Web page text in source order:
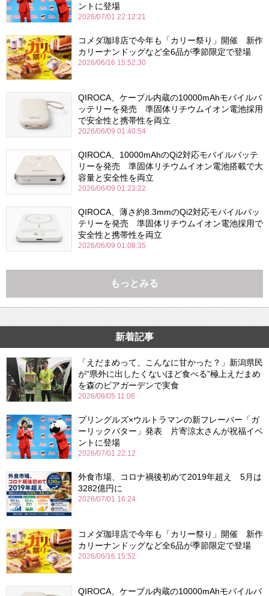
ントに登場
2026/07/01 22:12:21
コメダ珈琲店で今年も「カリー祭り」開催 新作
カリーナンドッグなど全6品が季節限定で登場
2026/06/16 15:52:30
QIROCA、ケーブル内蔵の10000mAhモバイルバ
ッテリーを発売 準固体リチウムイオン電池採用
で安全性と携帯性を両立
2026/06/09 01:40:54
QIROCA、10000mAhのQi2対応モバイルバッテ
リーを発売 準固体リチウムイオン電池搭載で大
容量と安全性を両立
2026/06/09 01:23:22
QIROCA、薄さ約8.3mmのQi2対応モバイルバッ
テリーを発売 準固体リチウムイオン電池採用で
安全性と携帯性を両立
2026/06/09 01:08:35
もっとみる
新着記事
「えだまめって、こんなに甘かった？」新潟県民
が“県外に出したくないほど食べる”極上えだまめ
を森のビアガーデンで実食
2026/08/05 11:06
プリングルズ×ウルトラマンの新フレーバー「ガ
ーリックバター」発表 片寄涼太さんが祝福イベ
ントに登場
2026/07/01 22:12
外食市場、コロナ禍後初めて2019年超え 5月は
3282億円に
2026/07/01 16:24
コメダ珈琲店で今年も「カリー祭り」開催 新作
カリーナンドッグなど全6品が季節限定で登場
2026/06/16 15:52
QIROCA、ケーブル内蔵の10000mAhモバイルバ